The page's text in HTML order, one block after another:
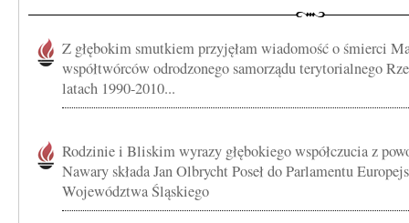
Z głębokim smutkiem przyjęłam wiadomość o śmierci
współtwórców odrodzonego samorządu terytorialnego
latach 1990-2010...
Rodzinie i Bliskim wyrazy głębokiego współczucia z
Nawary składa Jan Olbrycht Poseł do Parlamentu
Województwa Śląskiego